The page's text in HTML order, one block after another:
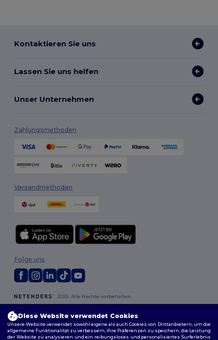
Kontaktieren Sie uns
Lassen Sie uns helfen
Unser Unternehmen
Zahlungsmethoden
Versandmethoden
2026. Alle Rechte vorbehalten
Allgemeine Geschäftsbedingungen|Personalisierungsrichtlinien|
Datenschutzbestimmungen
Cookie-Richtlinie
Folge uns
Berlin| Hamburg|München | Köln| Frankfurt | Essen| Dortmund|
Diese Website verwendet Cookies
Unsere Website verwendet sowohl eigene als auch Cookies von Drittanbietern, um die
allgemeine Funktionalität zu verbessern, Ihre Präferenzen zu speichern, die Leistung
der Website zu analysieren und ein reibungsloses und personalisiertes Surferlebnis